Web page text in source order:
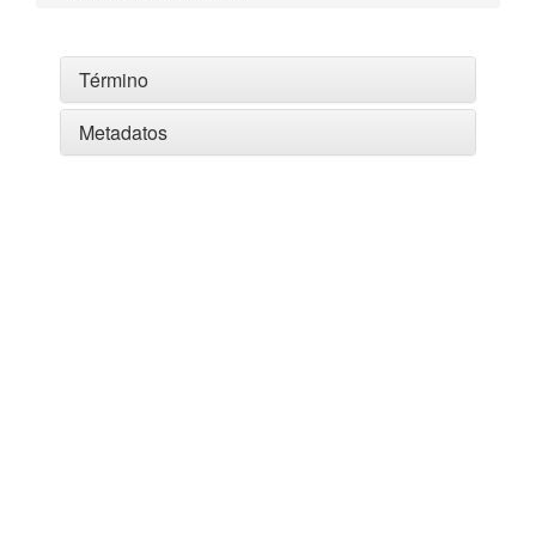
Término
Metadatos